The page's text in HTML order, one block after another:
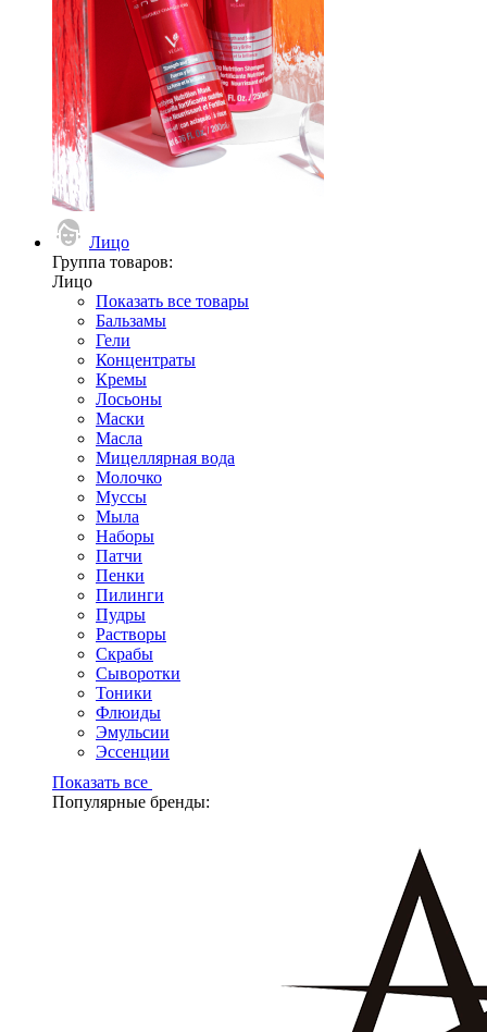
Лицо
Группа товаров:
Лицо
Показать все товары
Бальзамы
Гели
Концентраты
Кремы
Лосьоны
Маски
Масла
Мицеллярная вода
Молочко
Муссы
Мыла
Наборы
Патчи
Пенки
Пилинги
Пудры
Растворы
Скрабы
Сыворотки
Тоники
Флюиды
Эмульсии
Эссенции
Показать все
Популярные бренды: